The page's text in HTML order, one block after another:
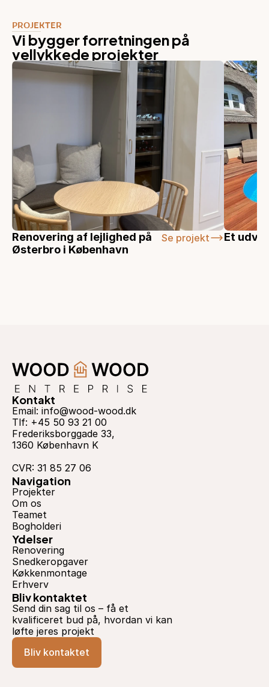
PROJEKTER
Vi bygger forretningen på
vellykkede projekter
Renovering af lejlighed på
Østerbro i København
Se projekt Et
Kontakt
Email: info@wood-wood.dk
Tlf: +45 50 93 21 00
Frederiksborggade 33,
1360 København K
CVR: 31 85 27 06
Navigation
Projekter
Om os
Teamet
Bogholderi
Ydelser
Renovering
Snedkeropgaver
Køkkenmontage
Erhverv
Bliv kontaktet
Send din sag til os – få et
kvalificeret bud på, hvordan vi kan
løfte jeres projekt
Bliv kontaktet